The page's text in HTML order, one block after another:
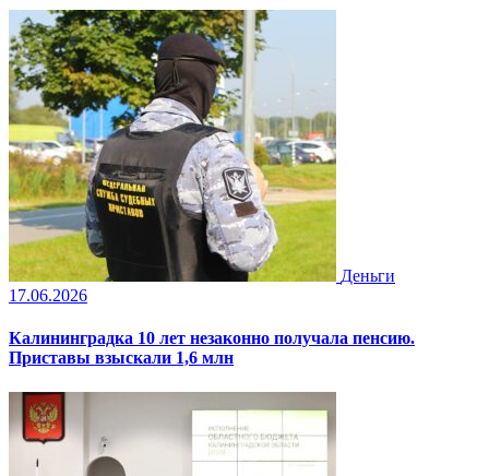
Деньги
17.06.2026
Калининградка 10 лет незаконно получала пенсию.
Приставы взыскали 1,6 млн